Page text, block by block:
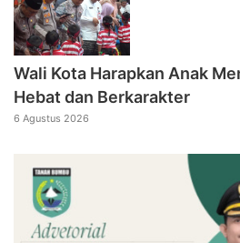
Wali Kota Harapkan Anak
Hebat dan Berkarakter
6 Agustus 2026